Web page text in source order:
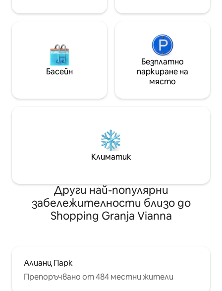
Басейн
Безплатно
паркиране на
място
Климатик
Други най-популярни
забележителности близо до
Shopping Granja Vianna
Алианц Парк
Препоръчвано от 484 местни жители